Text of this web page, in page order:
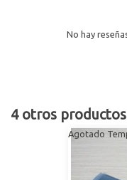
No hay
4 otros
Agotado